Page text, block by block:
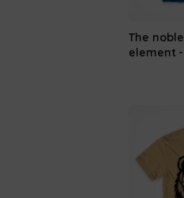
The noble
element